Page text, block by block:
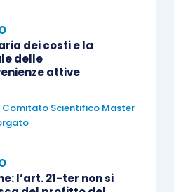
dei reati in
ha, quindi, condiviso la
di Appello secondo cui i
UNI EN ISO 9001 non
equivalenti ai modelli
degli illeciti da
dei costi e la
delle
attive
Comitato Scientifico Master
l’art. 21-ter non si